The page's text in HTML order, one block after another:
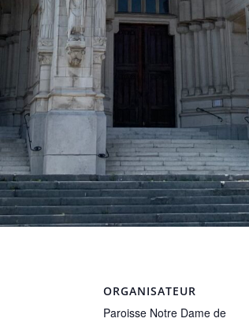
ORGANISATEUR
Paroisse Notre Dame de